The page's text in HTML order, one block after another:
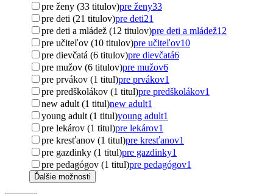
pre ženy (33 titulov)pre ženy33
pre deti (21 titulov)pre deti21
pre deti a mládež (12 titulov)pre deti a mládež12
pre učiteľov (10 titulov)pre učiteľov10
pre dievčatá (6 titulov)pre dievčatá6
pre mužov (6 titulov)pre mužov6
pre prvákov (1 titul)pre prvákov1
pre predškolákov (1 titul)pre predškolákov1
new adult (1 titul)new adult1
young adult (1 titul)young adult1
pre lekárov (1 titul)pre lekárov1
pre kresťanov (1 titul)pre kresťanov1
pre gazdinky (1 titul)pre gazdinky1
pre pedagógov (1 titul)pre pedagógov1
Ďalšie možnosti